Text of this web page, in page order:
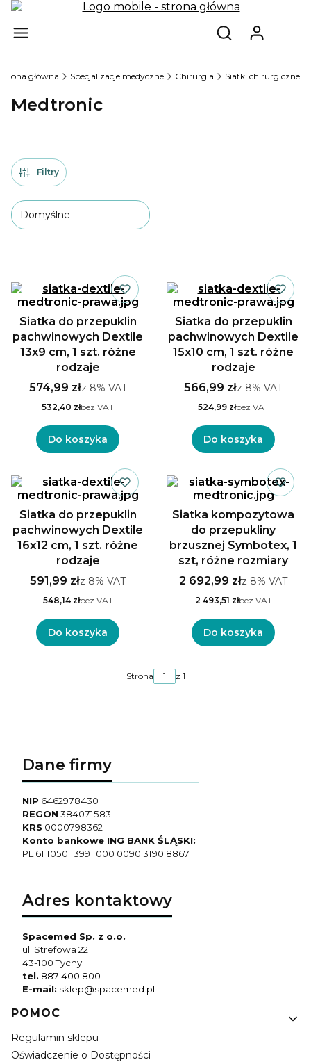
Otwórz
Strona główna Specjalizacje medyczne Chirurgia Siatki chirurgiczne
Medtronic
Filtry
Domyślne
Siatka do przepuklin
pachwinowych Dextile
13x9 cm, 1 szt. różne
rodzaje
574,99 złz 8% VAT
532,40 złbez VAT
Do koszyka
Siatka do przepuklin
pachwinowych Dextile
15x10 cm, 1 szt. różne
rodzaje
566,99 złz 8% VAT
524,99 złbez VAT
Do koszyka
Siatka do przepuklin
pachwinowych Dextile
16x12 cm, 1 szt. różne
rodzaje
591,99 złz 8% VAT
548,14 złbez VAT
Do koszyka
Siatka kompozytowa
do przepukliny
brzusznej Symbotex, 1
szt, różne rozmiary
2 692,99 złz 8% VAT
2 493,51 złbez VAT
Do koszyka
Strona z 1
Dane firmy
NIP 6462978430
REGON384071583
KRS 0000798362
Konto bankowe ING BANK ŚLĄSKI:
PL 61 1050 1399 1000 0090 3190 8867
Adres kontaktowy
Spacemed Sp. z o.o.
ul. Strefowa 22
43-100 Tychy
tel. 887 400 800
E-mail: sklep@spacemed.pl
Linki w stopce
POMOC
Regulamin sklepu
Oświadczenie o Dostępności